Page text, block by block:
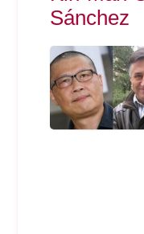
Comunicación
Doble Grado PER/
#YoPractico
Boletines
Sánchez